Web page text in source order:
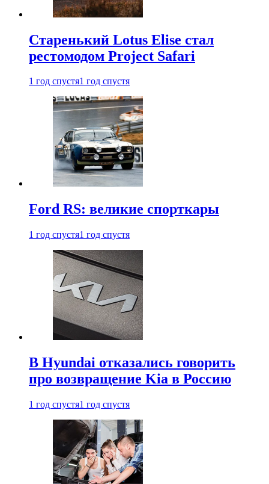
Старенький Lotus Elise стал
рестомодом Project Safari
1 год спустя1 год спустя
Ford RS: великие спорткары
1 год спустя1 год спустя
В Hyundai отказались говорить
про возвращение Kia в Россию
1 год спустя1 год спустя